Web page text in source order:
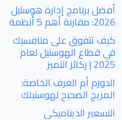
أفضل برنامج إدارة هوستيل
2026: مقارنة أهم 5 أنظمة
كيف تتفوق على منافسيك
في قطاع الهوستيل لعام
2025 | ركائز التميز
الدورم أم الغرف الخاصة:
المزيج الصحيح لهوستيلك
التسعير الديناميكي